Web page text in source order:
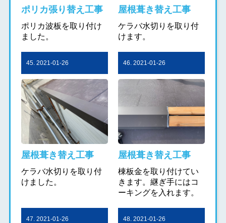
ポリカ張り替え工事
ポリカ波板を取り付け
ました。
屋根葺き替え工事
ケラバ水切りを取り付
けます。
45. 2021-01-26
屋根葺き替え工事
ケラバ水切りを取り付
けました。
46. 2021-01-26
屋根葺き替え工事
棟板金を取り付けてい
きます。継ぎ手にはコ
ーキングを入れます。
47. 2021-01-26 48. 2021-01-26